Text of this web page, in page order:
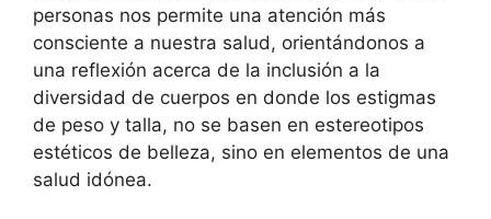
personas nos permite una atención más
consciente a nuestra salud, orientándonos a
una reflexión acerca de la inclusión a la
diversidad de cuerpos en donde los estigmas
de peso y talla, no se basen en estereotipos
estéticos de belleza, sino en elementos de una
salud idónea.